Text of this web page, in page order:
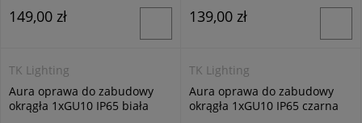
149,00 zł 139,00 zł
TK Lighting
Aura oprawa do zabudowy
okrągła 1xGU10 IP65 biała
TK Lighting
Aura oprawa do zabudowy
okrągła 1xGU10 IP65 czarna